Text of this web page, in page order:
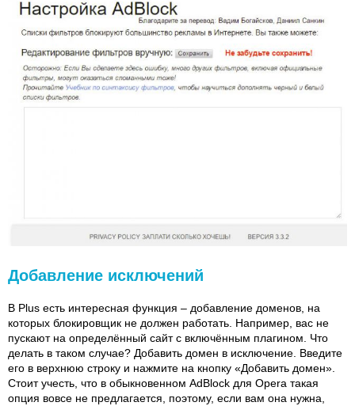
Добавление исключений
В Plus есть интересная функция – добавление доменов, на
которых блокировщик не должен работать. Например, вас не
пускают на определённый сайт с включённым плагином. Что
делать в таком случае? Добавить домен в исключение. Введите
его в верхнюю строку и нажмите на кнопку «Добавить домен».
Стоит учесть, что в обыкновенном AdBlock для Opera такая
опция вовсе не предлагается, поэтому, если вам она нужна,